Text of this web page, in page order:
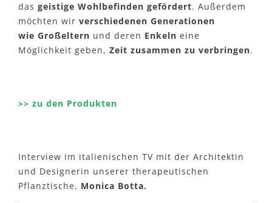
das geistige Wohlbefinden gefördert. Außerdem
möchten wir verschiedenen Generationen
wie Großeltern und deren Enkeln eine
Möglichkeit geben, Zeit zusammen zu verbringen.
>> zu den Produkten
Interview im italienischen TV mit der Architektin
und Designerin unserer therapeutischen
Pflanztische, Monica Botta.